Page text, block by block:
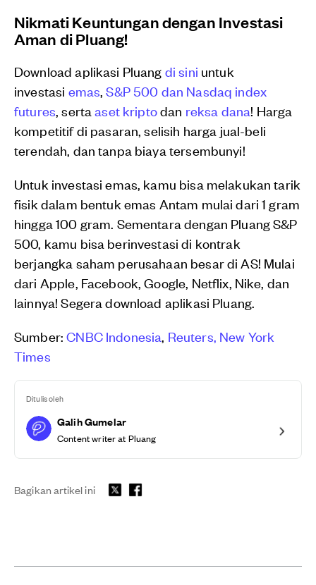
Nikmati Keuntungan dengan Investasi
Aman di Pluang!
Download aplikasi Pluang di sini untuk
investasi emas,S&P 500 dan Nasdaq index
futures, sertaaset kriptodan reksa dana! Harga
kompetitif di pasaran, selisih harga jual-beli
terendah, dan tanpa biaya tersembunyi!
Untuk investasi emas, kamu bisa melakukan tarik
fisik dalam bentuk emas Antam mulai dari 1 gram
hingga 100 gram. Sementara dengan Pluang S&P
500, kamu bisa berinvestasi di kontrak
berjangka saham perusahaan besar di AS! Mulai
dari Apple, Facebook, Google, Netflix, Nike, dan
lainnya! Segera download aplikasi Pluang.
Sumber:CNBC Indonesia, Reuters, New York
Times
Ditulis oleh
Galih Gumelar
Content writer at Pluang
Bagikan artikel ini